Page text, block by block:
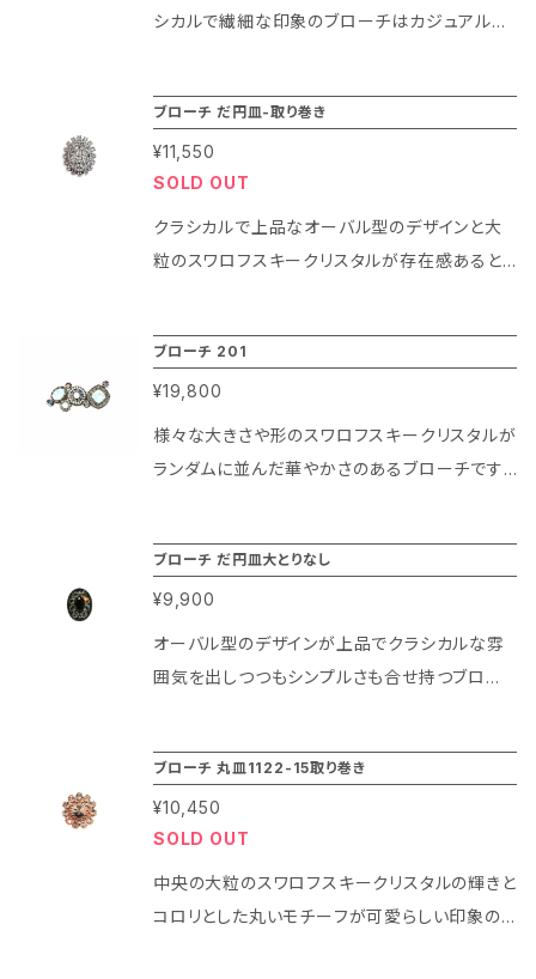
針のものはないの？」などのお声が多く届くよう
えできないか。どうしたら良いのか、本当に悩み
ました。 「それでは安全ピンのような手軽さで、
ブローチのようなファッション性を持った商品を
全ピンのように使えるブローチです。 このエリト
メールがあれば胸元の開きすぎの場合はもちろ
も便利。 宮殿のシャンデリアに使われる最高級
のクリスタルガラスを使っているのはもちろん、
ある、ジュエリー仕様の特殊仕上げでご用意し
ております。 今回は新商品ということもありモニ
ター特別価格を設定させていただいております。
さらなる商品改善のため、お使いいただいたレビ
ューをいただくことを条件に今回モニター特別
ールを使えば胸元の開きすぎをカバーしながら
ブローチとしても使えて本当に便利でギフトに
もおすすめの商品です。 モニター特別価格はレ
ビューがいただけたら予告なく終了させていた
だきますので今だけの特別料金です！ ぜひ今す
ぐお申し込みくださいませ！ ブライダルアクセサ
すのでペンダントとして使用する事も可能です！
シカルで繊細な印象のブローチはカジュアルな
等の胸元を飾るのは勿論、帽子やストール等の
小物のアクセントにも使いやすい一品です。 ま
た、ネックレスチェーンを通せる仕組みになって
いる為、チェーンを通せばペンダントとしてもお
楽しみ頂くことができますよ！
ブローチ だ円皿-取り巻き
¥11,550
SOLD OUT
クラシカルで上品なオーバル型のデザインと大
粒のスワロフスキークリスタルが存在感あると
ル等のお召し物のアクセントにもお楽しみ頂け
るアイテムです。 また、ネックレスチェーンが通
せる仕組みになっている為、ブローチとしてだけ
ではなくペンダントとしてもお使い頂ける便利な
ブローチ 201
¥19,800
様々な大きさや形のスワロフスキークリスタルが
ランダムに並んだ華やかさのあるブローチです。
ています。 個性的なデザインのブローチはセー
ターやカーディガン等のカジュアルなお召し物
からジャケットやボレロ等の余所行きスタイル、
ストールや帽子のアクセントとしてもピッタリで
けます。
ブローチ だ円皿大とりなし
¥9,900
オーバル型のデザインが上品でクラシカルな雰
囲気を出しつつもシンプルさも合せ持つブロー
タイルにもパーティードレスにも、カジュアルな
装いにもお使い頂ける便利なアイテムです。 ま
た、ネックレスチェーンを通せるような仕組みに
なっている為、ペンダントとしてもお楽しみ頂け
ますよ！
ブローチ 丸皿1122-15取り巻き
¥10,450
SOLD OUT
中央の大粒のスワロフスキークリスタルの輝きと
コロリとした丸いモチーフが可愛らしい印象のブ